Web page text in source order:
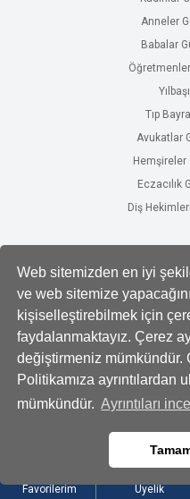
Web sitemizden en iyi
ve web sitemize
kişiselleştirebilmek için
faydalanmaktayız. Çerez
değiştirmeniz mümkündür.
Politikamıza ayrıntılardan
mümkündür. Ayrıntıları
Anneler
Babalar
Tıp
Avukatlar
Hemşireler
Eczacılık
Diş
Bizden
Favorilerim Üyelik